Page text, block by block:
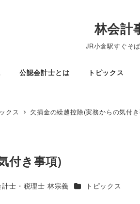
林会計
JR小倉駅すぐそ
公認会計士とは トピックス
クス 欠損金の繰越控除(実務からの気付
付き事項)
計士・税理士 林宗義 カテゴリー
トピックス